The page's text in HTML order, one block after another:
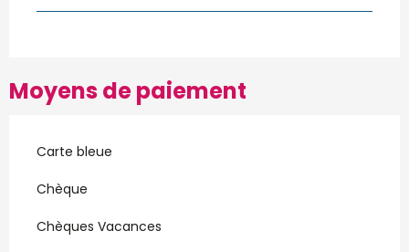
Moyens de paiement
Carte bleue
Chèque
Chèques Vacances